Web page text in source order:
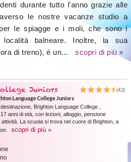
durante tutto l'anno grazie alle
le nostre vacanze studio a
le spiagge e i moli, che sono i
balneare. Inoltre, la sua
di treno), è un...
scopri di più »
Juniors
(43)
Language College Juniors
Brighton Language College ,
anni di età, con lezioni, alloggio, pensione
La scuola si trova nel cuore di Brighton, a
scopri di più »